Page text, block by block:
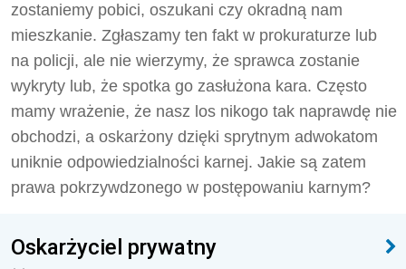
zostaniemy pobici, oszukani czy okradną nam
mieszkanie. Zgłaszamy ten fakt w prokuraturze lub
na policji, ale nie wierzymy, że sprawca zostanie
wykryty lub, że spotka go zasłużona kara. Często
mamy wrażenie, że nasz los nikogo tak naprawdę nie
obchodzi, a oskarżony dzięki sprytnym adwokatom
uniknie odpowiedzialności karnej. Jakie są zatem
prawa pokrzywdzonego w postępowaniu karnym?
Oskarżyciel prywatny